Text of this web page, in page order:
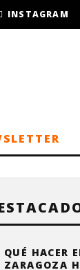
INSTAGRAM
QUÉ HACER
ZARAGOZA